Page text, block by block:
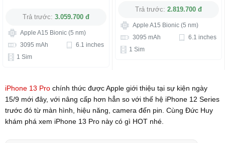
Trả trước: 3.059.700 đ
Apple A15 Bionic (5 nm)
3095 mAh
6.1 inches
1 Sim
Trả trước: 2.819.700 đ
Apple A15 Bionic (5 nm)
3095 mAh
6.1 inches
1 Sim
iPhone 13 Pro chính thức được Apple giới thiệu tại sự kiện ngày
15/9 mới đây, với nâng cấp hơn hẳn so với thế hệ iPhone 12 Series
trước đó từ màn hình, hiệu năng, camera đến pin. Cùng Đức Huy
khám phá xem iPhone 13 Pro này có gì HOT nhé.